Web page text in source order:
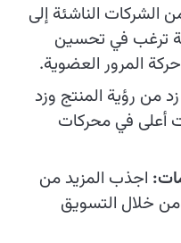
الشركات الناشئة إلى
ترغب في تحسين
المرور العضوية.
زد من رؤية المنتج وزد
أعلى في محركات
اجذب المزيد من
من خلال التسويق